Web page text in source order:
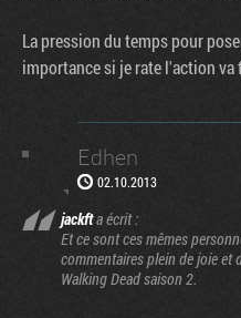
La pression du temps pour
importance si je rate l'action
Edhen
02.10.2013
jackfta écrit :
Et ce sont ces mêmes
commentaires plein de joie et
Walking Dead saison 2.